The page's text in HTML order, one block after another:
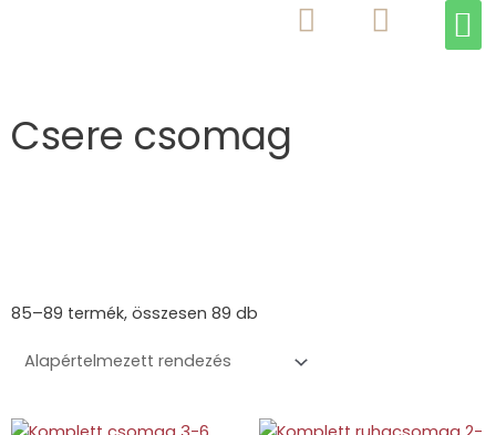
Csere csomag
85–89 termék, összesen 89 db